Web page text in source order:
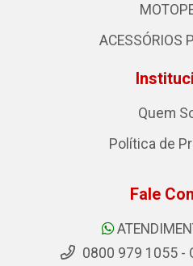
ACESSÓRIOS
Quem
Política de
Fale
0800 979 1055 -